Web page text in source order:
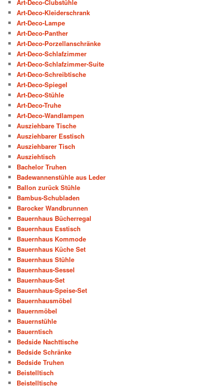
Art-Deco-Clubstühle
Art-Deco-Kleiderschrank
Art-Deco-Lampe
Art-Deco-Panther
Art-Deco-Porzellanschränke
Art-Deco-Schlafzimmer
Art-Deco-Schlafzimmer-Suite
Art-Deco-Schreibtische
Art-Deco-Spiegel
Art-Deco-Stühle
Art-Deco-Truhe
Art-Deco-Wandlampen
Ausziehbare Tische
Ausziehbarer Esstisch
Ausziehbarer Tisch
Ausziehtisch
Bachelor Truhen
Badewannenstühle aus Leder
Ballon zurück Stühle
Bambus-Schubladen
Barocker Wandbrunnen
Bauernhaus Bücherregal
Bauernhaus Esstisch
Bauernhaus Kommode
Bauernhaus Küche Set
Bauernhaus Stühle
Bauernhaus-Sessel
Bauernhaus-Set
Bauernhaus-Speise-Set
Bauernhausmöbel
Bauernmöbel
Bauernstühle
Bauerntisch
Bedside Nachttische
Bedside Schränke
Bedside Truhen
Beistelltisch
Beistelltische